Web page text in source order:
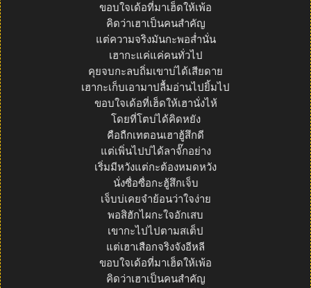
ขอบใจเด้อที่มาเฮ็ดให้เพ้อ
คิดว่าเฮาเป็นคนสำคัญ
แต่ความจริงมันกะพอส่ำนั่น
เฮากะแค่แค่คนทั่วไป
คุยจบกะลบถิ่มเขาบ่ได้เสียดาย
เฮากะเก็บเอามาปลื้มอ่านไปยิ้มไป
ขอบใจเด้อที่เฮ็ดให้เฮานั่งไห้
โดยที่โตบ่ได้คิดหยัง
คือถืกเทตอนเฮาฮู้สึกดี
แต่เพิ่นไปบ่ได้ลาจั๊กอย่าง
เริ่มมีหวังแต่กะต้องหมดหวัง
นั่งซื่อซื่อกะฮู้สึกเจ็บ
เจ็บบ่เคยจำย้อนว่าใจง่าย
พอสิฮักไผกะใจอักเสบ
เขากะไปไปตามสเต็ป
แต่เฮาเสือกจริงจังอีหลี
ขอบใจเด้อที่มาเฮ็ดให้เพ้อ
คิดว่าเฮาเป็นคนสำคัญ